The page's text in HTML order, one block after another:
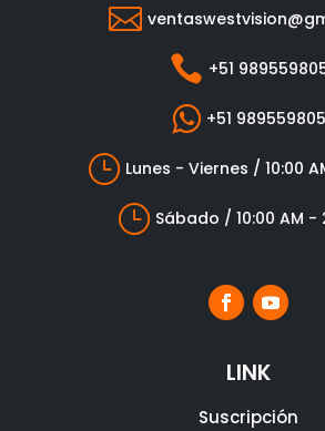

 +51
 +51 989559805
} Lunes - Viernes / 10:00
} Sábado / 10:00 AM -
LINK
Suscripción